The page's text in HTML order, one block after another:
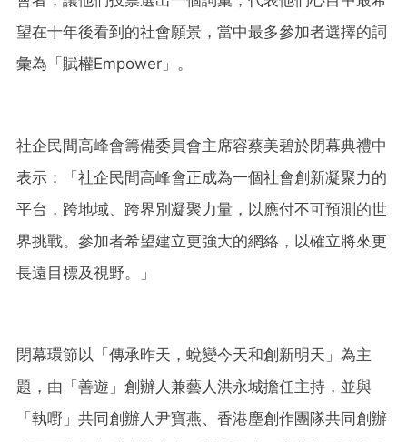
望在十年後看到的社會願景，當中最多參加者選擇的詞
彙為「賦權Empower」。
社企民間高峰會籌備委員會主席容蔡美碧於閉幕典禮中
表示：「社企民間高峰會正成為一個社會創新凝聚力的
平台，跨地域、跨界別凝聚力量，以應付不可預測的世
界挑戰。參加者希望建立更強大的網絡，以確立將來更
長遠目標及視野。」
閉幕環節以「傳承昨天，蛻變今天和創新明天」為主
題，由「善遊」創辦人兼藝人洪永城擔任主持，並與
「執嘢」共同創辦人尹寶燕、香港塵創作團隊共同創辦